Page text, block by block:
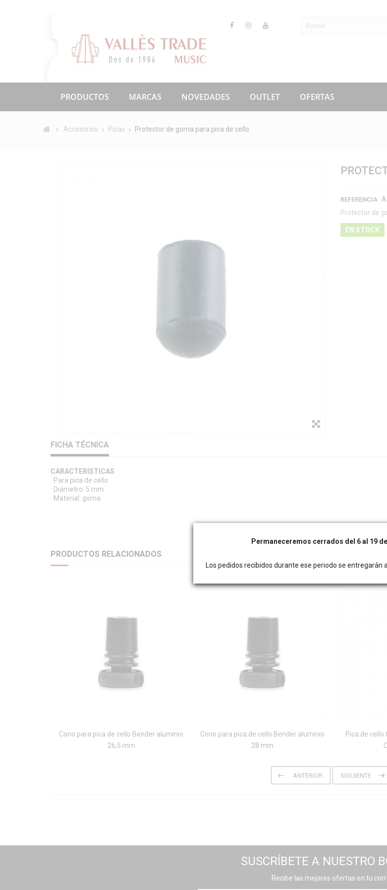
PRODUCTOS MARCAS NOVEDADES OUTLET OFERTAS
Accesorios Picas Protector de goma para pica de cello
REFERENCIA
Protector de
EN STOCK
FICHA TÉCNICA
CARACTERISTICAS
· Para pica de cello
· Diámetro: 5 mm
· Material: goma
PRODUCTOS RELACIONADOS
Cono para pica de cello Bender aluminio
26,5 mm
Cono para pica de cello Bender aluminio
28 mm
Pica de cello
SUSCRÍBETE A NUESTRO
Recibe las mejores ofertas en tu
Permaneceremos cerrados del 6 al 19
Los pedidos recibidos durante ese periodo se entregarán